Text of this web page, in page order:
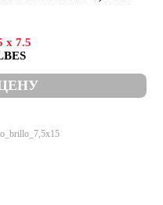
x 7.5